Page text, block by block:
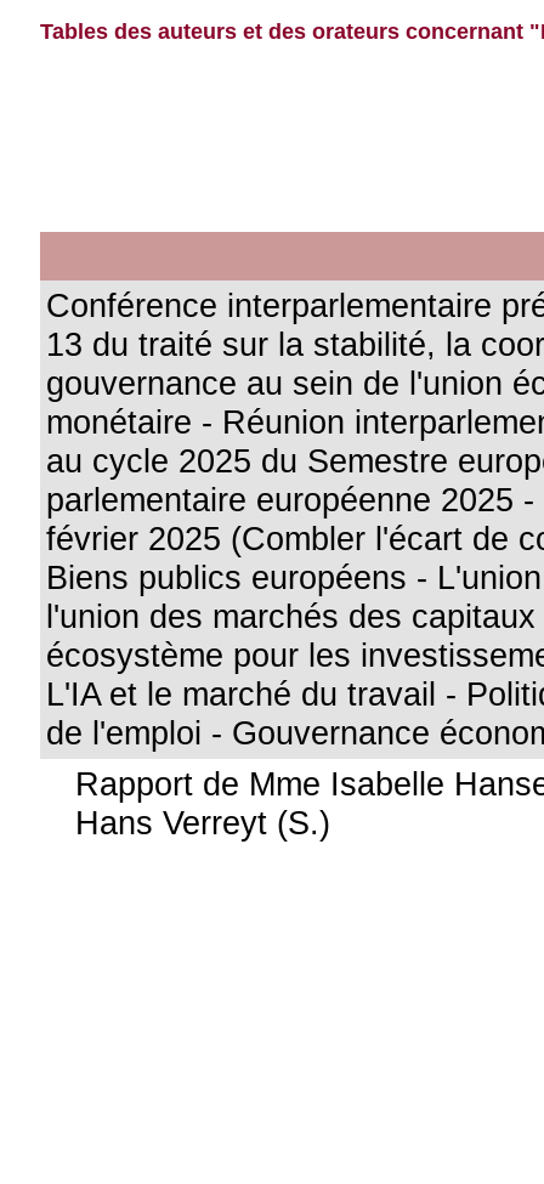
Tables des auteurs et des orateurs concernant
Conférence interparlementaire
13 du traité sur la stabilité, la
gouvernance au sein de l'union
monétaire - Réunion
au cycle 2025 du Semestre
parlementaire européenne 2025
février 2025 (Combler l'écart de
Biens publics européens -
l'union des marchés des
écosystème pour les
L'IA et le marché du travail -
de l'emploi - Gouvernance
Rapport de Mme Isabelle
Hans Verreyt (S.)